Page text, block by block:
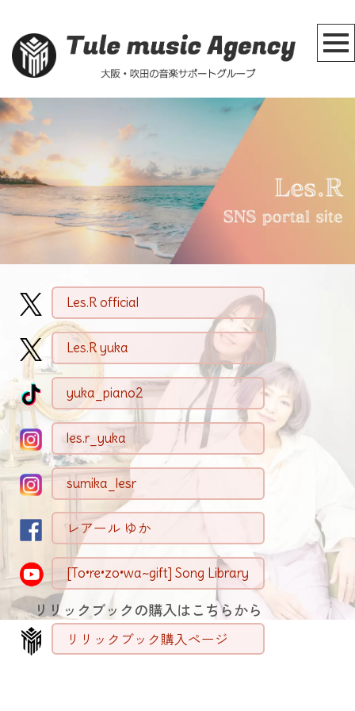
Les.R official
Les.R yuka
yuka_piano2
les.r_yuka
sumika_lesr
レアール ゆか
[To•re•zo•wa~gift] Song Library
リリックブックの購入はこちらから
リリックブック購入ページ